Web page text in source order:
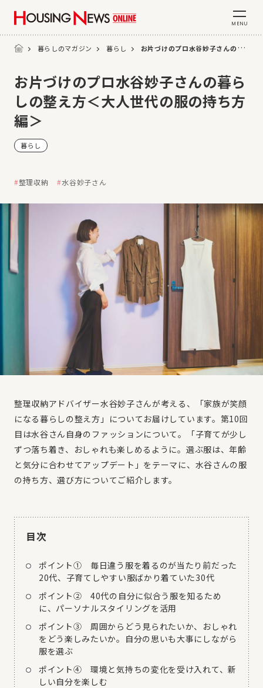
MENU
暮らしのマガジン 暮らし お片づけのプロ水谷妙子さんの暮らしの整え方＜大人世代の服の持ち方編＞
お片づけのプロ水谷妙子さんの暮ら
しの整え方＜大人世代の服の持ち方
編＞
暮らし
整理収納 水谷妙子さん
整理収納アドバイザー水谷妙子さんが考える、「家族が笑顔
になる暮らしの整え方」についてお届けしています。第10回
目は水谷さん自身のファッションについて。「子育てが少し
ずつ落ち着き、おしゃれも楽しめるように。選ぶ服は、年齢
と気分に合わせてアップデート」をテーマに、水谷さんの服
の持ち方、選び方についてご紹介します。
目次
ポイント① 毎日違う服を着るのが当たり前だった
20代、子育てしやすい服ばかり着ていた30代
ポイント② 40代の自分に似合う服を知るため
に、パーソナルスタイリングを活用
ポイント③ 周囲からどう見られたいか、おしゃれ
をどう楽しみたいか。自分の思いも大事にしながら
服を選ぶ
ポイント④ 環境と気持ちの変化を受け入れて、新
しい自分を楽しむ